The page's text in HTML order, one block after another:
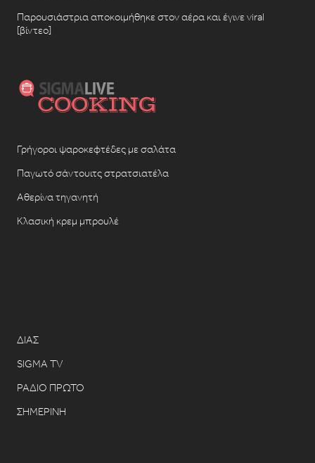
Παρουσιάστρια αποκοιμήθηκε στον αέρα και έγινε viral
[βίντεο]
Γρήγοροι ψαροκεφτέδες με σαλάτα
Παγωτό σάντουιτς στρατσιατέλα
Αθερίνα τηγανητή
Κλασική κρεμ μπρουλέ
ΔΙΑΣ
SIGMA TV
ΡΑΔΙΟ ΠΡΩΤΟ
ΣΗΜΕΡΙΝΗ